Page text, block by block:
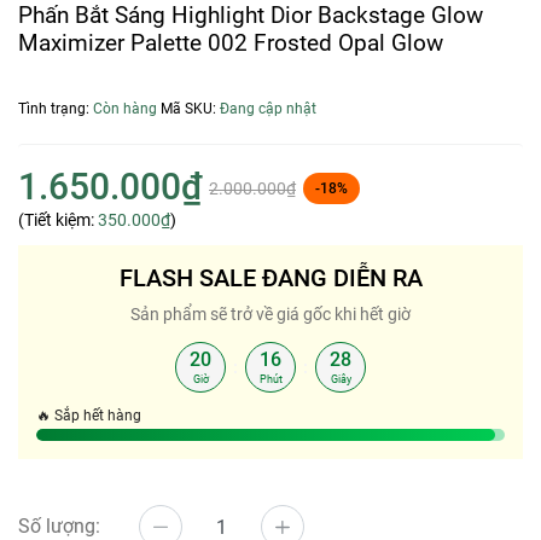
Phấn Bắt Sáng Highlight Dior Backstage Glow
Maximizer Palette 002 Frosted Opal Glow
Tình trạng: Còn hàng Mã SKU: Đang cập nhật
1.650.000₫ 2.000.000₫ -18%
(Tiết kiệm:350.000₫)
FLASH SALE ĐANG DIỄN RA
Sản phẩm sẽ trở về giá gốc khi hết giờ
20
Giờ
16
Phút
27
Giây
🔥 Sắp hết hàng
Số lượng: